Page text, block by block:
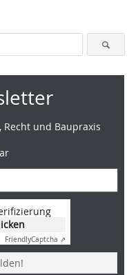
Recht und Baupraxis
FriendlyCaptcha ⇗